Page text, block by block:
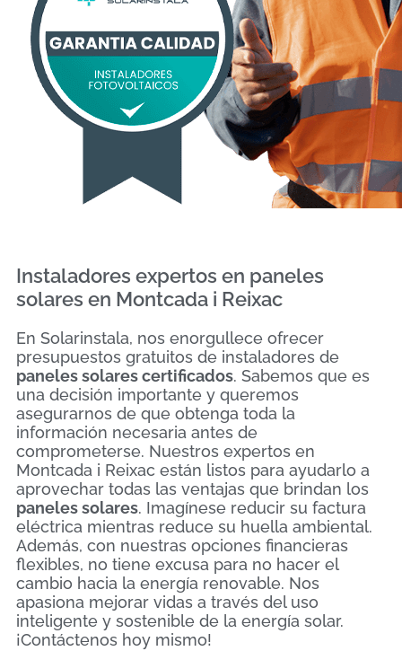
Instaladores expertos en paneles
solares en Montcada i Reixac
En Solarinstala, nos enorgullece ofrecer
presupuestos gratuitos de instaladores de
paneles solares certificados. Sabemos que es
una decisión importante y queremos
asegurarnos de que obtenga toda la
información necesaria antes de
comprometerse. Nuestros expertos en
Montcada i Reixac están listos para ayudarlo a
aprovechar todas las ventajas que brindan los
paneles solares. Imagínese reducir su factura
eléctrica mientras reduce su huella ambiental.
Además, con nuestras opciones financieras
flexibles, no tiene excusa para no hacer el
cambio hacia la energía renovable. Nos
apasiona mejorar vidas a través del uso
inteligente y sostenible de la energía solar.
¡Contáctenos hoy mismo!